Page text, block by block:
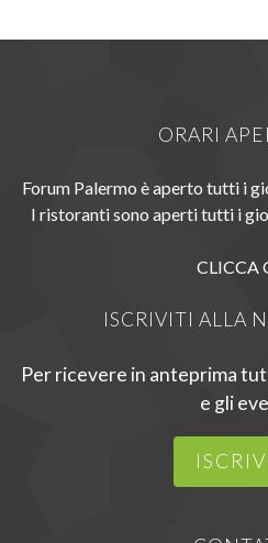
ORARI
Forum Palermo è aperto tutti i
I ristoranti sono aperti tutti i
CLICCA
ISCRIVITI ALLA
Per ricevere in anteprima
e gli